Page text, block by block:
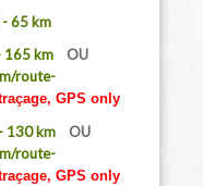
- 65 km
165 km OU
route-
GPS only
130 km OU
route-
GPS only